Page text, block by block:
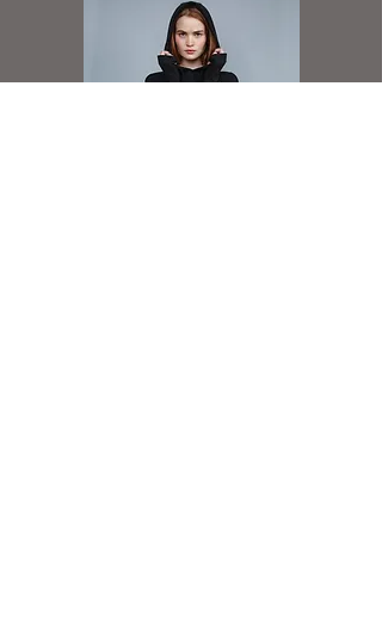
Pompon ze sztucznego futerka
Wywijana dla ułatwienia dekoracji
Metka TearAway